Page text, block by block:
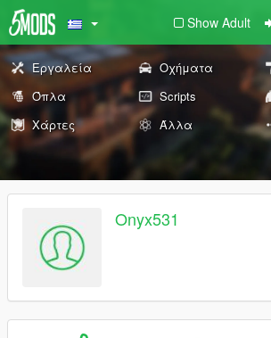
Show Adult
Εργαλεία Οχήματα
Όπλα
Scripts
Χάρτες
Άλλα
Onyx531